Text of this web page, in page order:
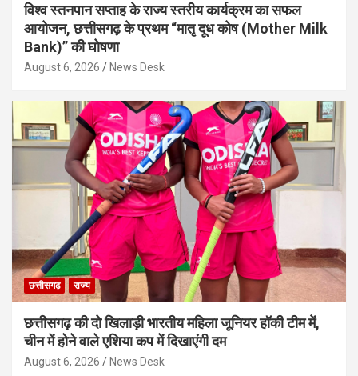
विश्व स्तनपान सप्ताह के राज्य स्तरीय कार्यक्रम का सफल
आयोजन, छत्तीसगढ़ के प्रथम “मातृ दूध कोष (Mother Milk
Bank)” की घोषणा
August 6, 2026 News Desk
छत्तीसगढ़ राज्य
छत्तीसगढ़ की दो खिलाड़ी भारतीय महिला जूनियर हॉकी टीम में,
चीन में होने वाले एशिया कप में दिखाएंगी दम
August 6, 2026 News Desk